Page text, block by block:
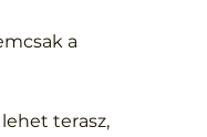
a
terasz,